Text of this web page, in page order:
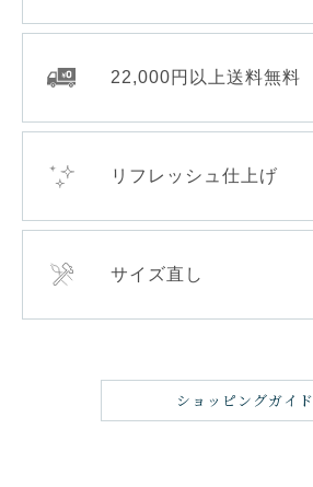
22,000円以上送料無料
リフレッシュ仕上げ
サイズ直し
ショッピングガイド